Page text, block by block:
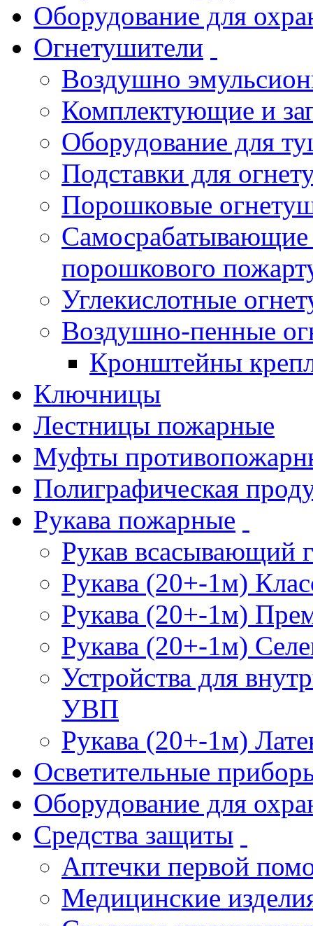
Оборудование для
Огнетушители
Воздушно
Комплектующие и
Оборудование для
Подставки для
Порошковые
порошкового
Углекислотные
Воздушно-пенные
Кронштейны
Ключницы
Лестницы пожарные
Муфты
Полиграфическая
Рукава пожарные
Рукав всасывающий
Рукава (20+-1м)
Рукава (20+-1м)
Рукава (20+-1м)
Устройства для
УВП
Рукава (20+-1м)
Осветительные
Оборудование для
Средства защиты
Аптечки первой
Медицинские